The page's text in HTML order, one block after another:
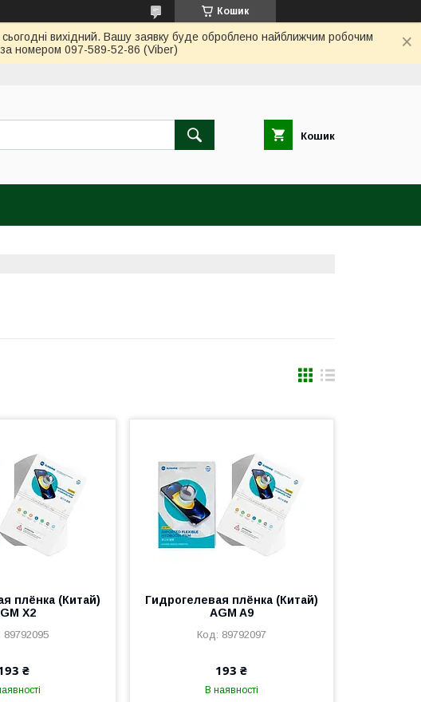
Кошик
вихідний. Вашу заявку буде оброблено найближчим робочим
номером 097-589-52-86 (Viber)
Кошик
плёнка (Китай)
X2
89792095
₴
Гидрогелевая плёнка (Китай)
AGM A9
89792097
193 ₴
В наявності